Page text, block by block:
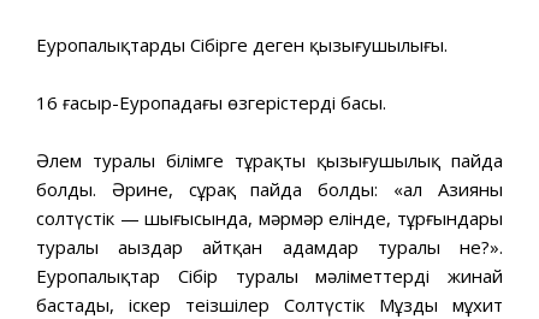
Еуропалықтардың Сібірге деген қызығушылығы.
16 ғасыр-Еуропадағы өзгерістердің басы.
Әлем туралы білімге тұрақты қызығушылық пайда
болды. Әрине, сұрақ пайда болды: «ал Азияның
солтүстік — шығысында, мәрмәр елінде, тұрғындары
туралы аңыздар айтқан адамдар туралы не?».
Еуропалықтар Сібір туралы мәліметтерді жинай
бастады, іскер теңізшілер Солтүстік Мұзды мұхит